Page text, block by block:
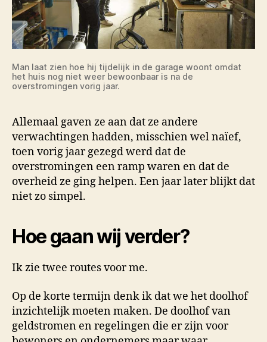
Man laat zien hoe hij tijdelijk in de garage woont omdat
het huis nog niet weer bewoonbaar is na de
overstromingen vorig jaar.
Allemaal gaven ze aan dat ze andere
verwachtingen hadden, misschien wel naïef,
toen vorig jaar gezegd werd dat de
overstromingen een ramp waren en dat de
overheid ze ging helpen. Een jaar later blijkt dat
niet zo simpel.
Hoe gaan wij verder?
Ik zie twee routes voor me.
Op de korte termijn denk ik dat we het doolhof
inzichtelijk moeten maken. De doolhof van
geldstromen en regelingen die er zijn voor